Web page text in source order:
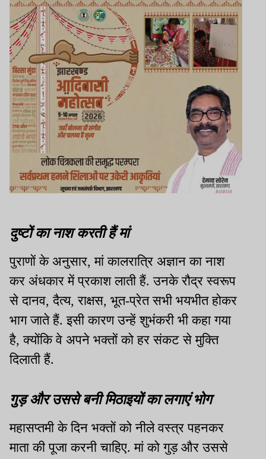
दुष्टों का नाश करती हैं मां
पुराणों के अनुसार, मां कालरात्रि अज्ञान का नाश
कर अंधकार में प्रकाश लाती हैं. उनके रौद्र स्वरूप
से दानव, दैत्य, राक्षस, भूत-प्रेत सभी भयभीत होकर
भाग जाते हैं. इसी कारण उन्हें शुभंकरी भी कहा गया
है, क्योंकि वे अपने भक्तों को हर संकट से मुक्ति
दिलाती हैं.
गुड़ और उससे बनी मिठाइयों का लगाएं भोग
महासप्तमी के दिन भक्तों को नीले वस्त्र पहनकर
माता की पूजा करनी चाहिए. मां को गुड़ और उससे